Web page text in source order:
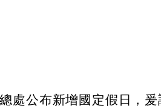
處公布新增國定假日，